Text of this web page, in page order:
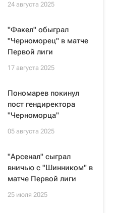
24 августа 2025
"Факел" обыграл
"Черноморец" в матче
Первой лиги
17 августа 2025
Пономарев покинул
пост гендиректора
"Черноморца"
05 августа 2025
"Арсенал" сыграл
вничью с "Шинником" в
матче Первой лиги
25 июля 2025